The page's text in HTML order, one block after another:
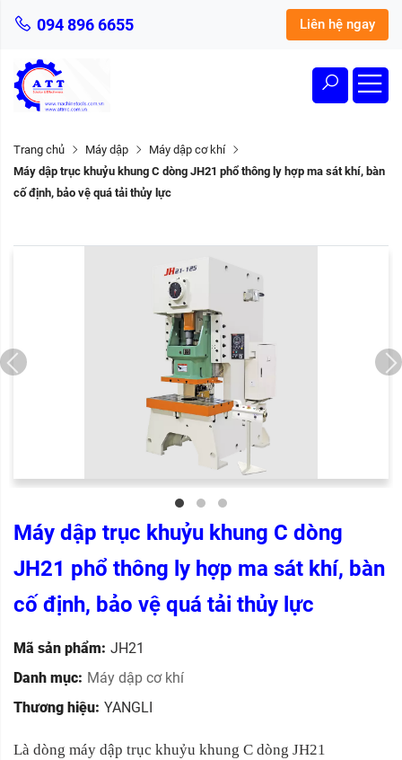
094 896 6655 Liên hệ ngay
Trang chủ Máy dập
Máy dập cơ khí
Máy dập trục khuỷu khung C dòng JH21 phổ thông ly hợp ma sát khí, bàn
cố định, bảo vệ quá tải thủy lực
Máy dập trục khuỷu khung C dòng
JH21 phổ thông ly hợp ma sát khí, bàn
cố định, bảo vệ quá tải thủy lực
Mã sản phẩm: JH21
Danh mục: Máy dập cơ khí
Thương hiệu: YANGLI
Là dòng máy dập trục khuỷu khung C dòng JH21